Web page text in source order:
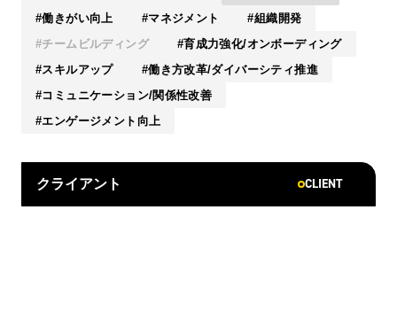
働きがい向上
マネジメント
組織開発
チームビルディング
育成力強化/オンボーディング
スキルアップ
働き方改革/ダイバーシティ推進
コミュニケーション/関係性改善
エンゲージメント向上
クライアント CLIENT